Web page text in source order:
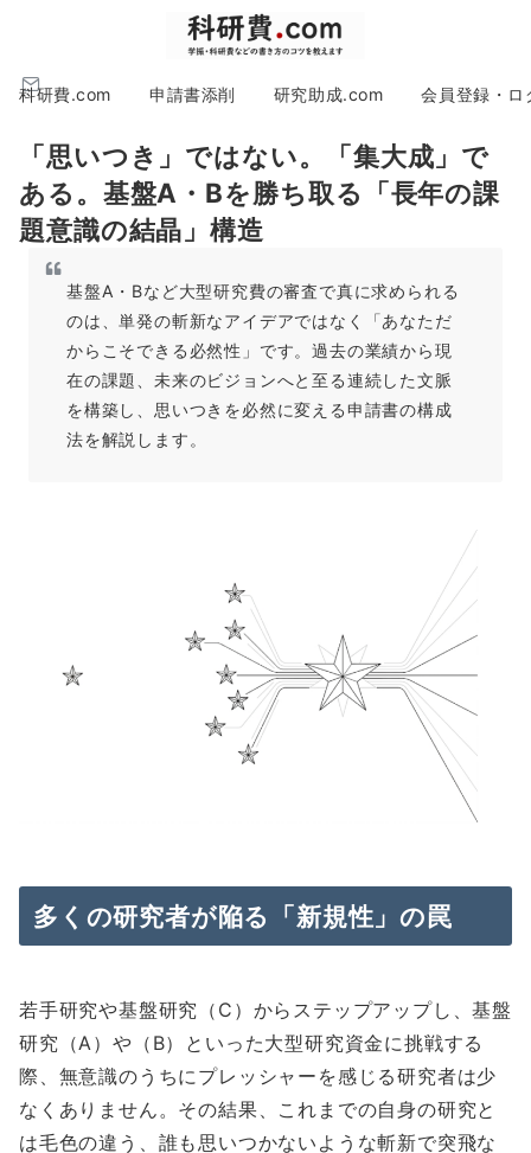
科研費.com 申請書添削 研究助成.com 会員登録・ロ
「思いつき」ではない。「集大成」で
ある。基盤A・Bを勝ち取る「長年の課
題意識の結晶」構造
基盤A・Bなど大型研究費の審査で真に求められる
のは、単発の斬新なアイデアではなく「あなただ
からこそできる必然性」です。過去の業績から現
在の課題、未来のビジョンへと至る連続した文脈
を構築し、思いつきを必然に変える申請書の構成
法を解説します。
多くの研究者が陥る「新規性」の罠
若手研究や基盤研究（C）からステップアップし、基盤
研究（A）や（B）といった大型研究資金に挑戦する
際、無意識のうちにプレッシャーを感じる研究者は少
なくありません。その結果、これまでの自身の研究と
は毛色の違う、誰も思いつかないような斬新で突飛な